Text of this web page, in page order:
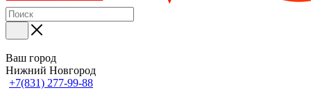
Ваш город
Нижний Новгород
+7(831) 277-99-88